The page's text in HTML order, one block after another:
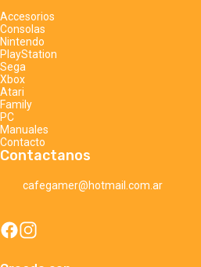
Accesorios
Consolas
Nintendo
PlayStation
Sega
Xbox
Atari
Family
PC
Manuales
Contacto
Contactanos
cafegamer@hotmail.com.ar